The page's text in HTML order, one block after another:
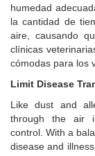
humedad
la cantidad de
aire, causando
clínicas
cómodas para los
Limit Disease
Like dust and
through the air
control. With a
disease and